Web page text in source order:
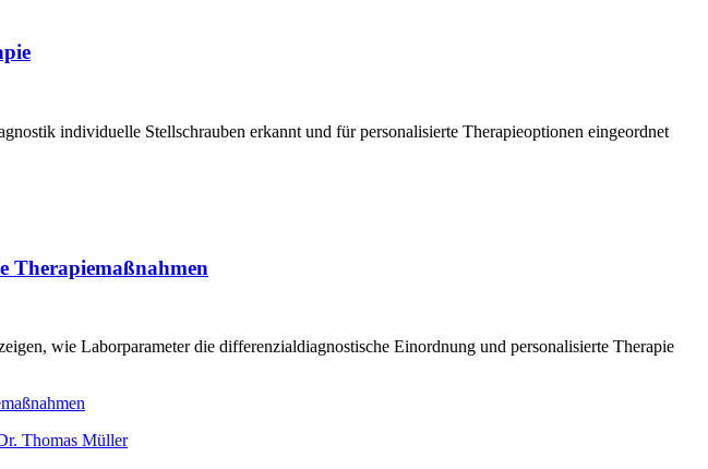
individuelle Stellschrauben erkannt und für personalisierte Therapieoptionen eingeordnet
Therapiemaßnahmen
wie Laborparameter die differenzialdiagnostische Einordnung und personalisierte Therapie